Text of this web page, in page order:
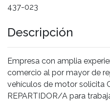
437-023
Descripción
Empresa con amplia
comercio al por mayor de
vehículos de motor solicita
REPARTIDOR/A para